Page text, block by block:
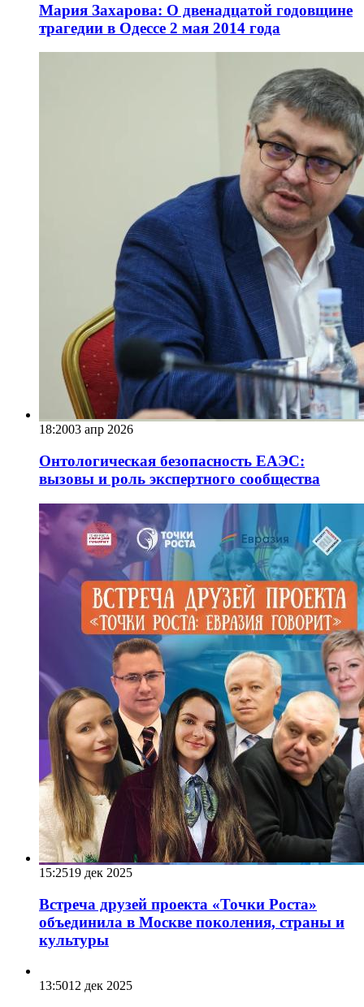
Мария Захарова: О двенадцатой годовщине
трагедии в Одессе 2 мая 2014 года
18:2003 апр 2026
Онтологическая безопасность ЕАЭС:
вызовы и роль экспертного сообщества
15:2519 дек 2025
Встреча друзей проекта «Точки Роста»
объединила в Москве поколения, страны и
культуры
13:5012 дек 2025